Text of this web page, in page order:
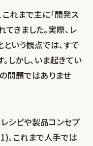
れまで主に「開発ス
きました。実際、レ
いう観点では、すで
しかし、いま起きてい
問題ではありませ
シピや製品コンセプ
。これまで人手では